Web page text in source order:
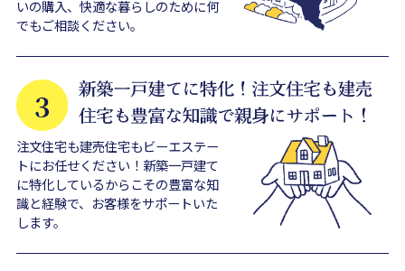
いの購入、快適な暮らしのために何
でもご相談ください。
注文住宅も建売住宅もビーエステー
トにお任せください！新築一戸建て
に特化しているからこその豊富な知
識と経験で、お客様をサポートいた
します。